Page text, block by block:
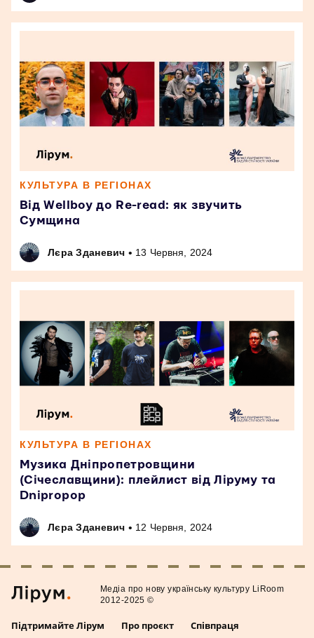
КУЛЬТУРА В РЕГІОНАХ
Від Wellboy до Re-read: як звучить
Сумщина
Лєра Зданевич • 13 Червня, 2024
КУЛЬТУРА В РЕГІОНАХ
Музика Дніпропетровщини
(Січеславщини): плейлист від Ліруму та
Dnipropop
Лєра Зданевич • 12 Червня, 2024
Підтримайте Лірум Про проєкт Співпраця
Медiа про нову українську культуру LiRoom
2012-2025 ©